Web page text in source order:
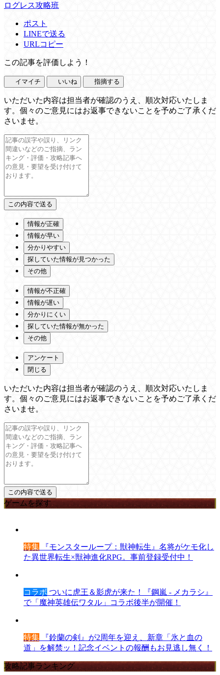
ログレス攻略班
ポスト
LINEで送る
URLコピー
この記事を評価しよう！
イマイチ いいね 指摘する
いただいた内容は担当者が確認のうえ、順次対応いたしま
す。個々のご意見にはお返事できないことを予めご了承くだ
さいませ。
情報が正確
情報が早い
分かりやすい
探していた情報が見つかった
その他
情報が不正確
情報が遅い
分かりにくい
探していた情報が無かった
その他
アンケート
閉じる
いただいた内容は担当者が確認のうえ、順次対応いたしま
す。個々のご意見にはお返事できないことを予めご了承くだ
さいませ。
ゲームを探す
特集 『モンスターループ：獣神転生』名将がケモ化し
た異世界転生×獣神進化RPG。事前登録受付中！
コラボ ついに虎王＆影虎が来た！『鋼嵐 - メカラシ』
で「魔神英雄伝ワタル」コラボ後半が開催！
特集 『鈴蘭の剣』が2周年を迎え、新章「氷と血の
道」を解禁ッ！記念イベントの報酬もお見逃し無く！
攻略記事ランキング